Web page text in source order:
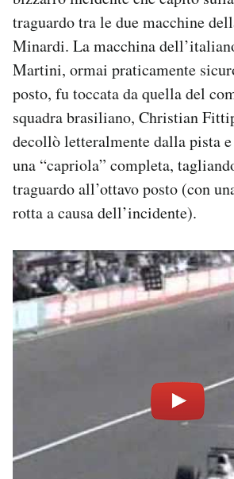
traguardo tra le due macchine
Minardi. La macchina
Martini, ormai praticamente
posto, fu toccata da quella del
squadra brasiliano, Christian
decollò letteralmente dalla pista
una “capriola” completa,
traguardo all’ottavo posto (con
rotta a causa dell’incidente).